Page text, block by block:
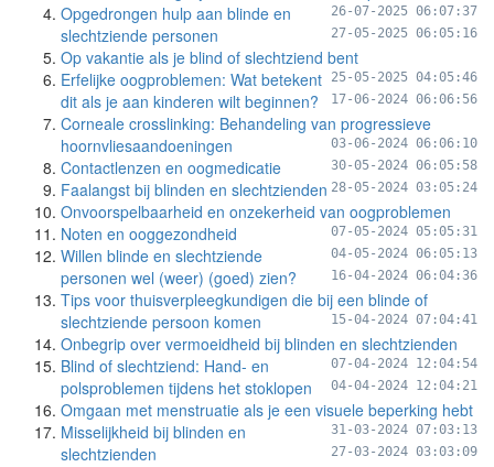
26-07-2025 06:07:37
Opgedrongen hulp aan blinde en
slechtziende personen
27-05-2025 06:05:16
Op vakantie als je blind of slechtziend bent
25-05-2025 04:05:46
Erfelijke oogproblemen: Wat betekent
dit als je aan kinderen wilt beginnen?
17-06-2024 06:06:56
Corneale crosslinking: Behandeling van progressieve
hoornvliesaandoeningen
03-06-2024 06:06:10
Contactlenzen en oogmedicatie 30-05-2024 06:05:58
Faalangst bij blinden en slechtzienden 28-05-2024 03:05:24
Onvoorspelbaarheid en onzekerheid van oogproblemen
07-05-2024 05:05:31
Noten en ooggezondheid
04-05-2024 06:05:13
Willen blinde en slechtziende
personen wel (weer) (goed) zien?
16-04-2024 06:04:36
Tips voor thuisverpleegkundigen die bij een blinde of
slechtziende persoon komen
15-04-2024 07:04:41
Onbegrip over vermoeidheid bij blinden en slechtzienden
07-04-2024 12:04:54
Blind of slechtziend: Hand- en
polsproblemen tijdens het stoklopen
04-04-2024 12:04:21
Omgaan met menstruatie als je een visuele beperking hebt
31-03-2024 07:03:13
Misselijkheid bij blinden en
slechtzienden
27-03-2024 03:03:09